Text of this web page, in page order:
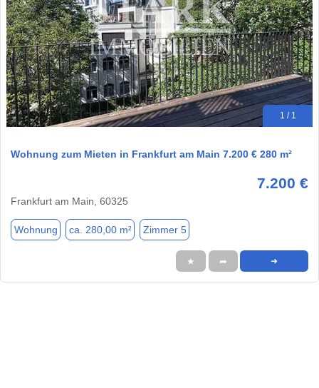
1 / 1
Wohnung zum Mieten in Frankfurt am Main 7.200 € 280 m²
7.200 €
Frankfurt am Main, 60325
Wohnung ca. 280,00 m² Zimmer 5
★ ➦ ➜